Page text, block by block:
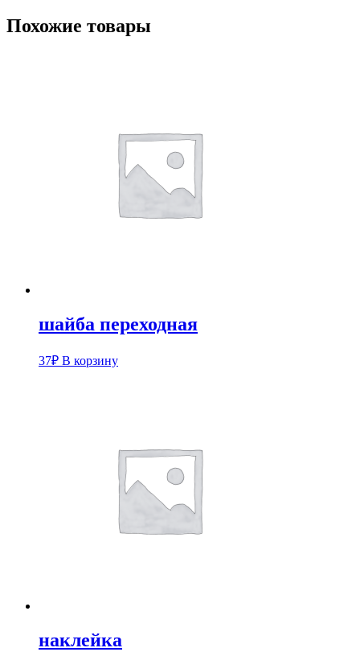
Похожие товары
шайба переходная
37₽ В корзину
наклейка